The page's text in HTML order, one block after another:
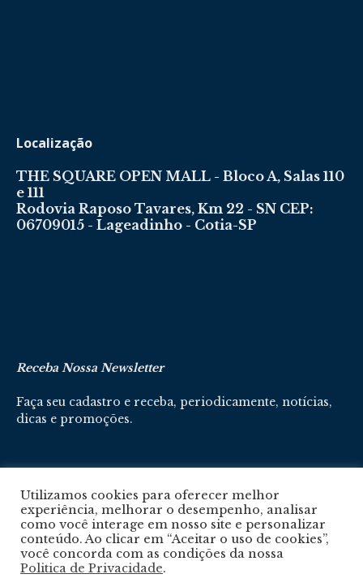
Localização
THE SQUARE OPEN MALL - Bloco A, Salas 110
e 111
Rodovia Raposo Tavares, Km 22 - SN CEP:
06709015 - Lageadinho - Cotia-SP
Receba Nossa Newsletter
Faça seu cadastro e receba, periodicamente, notícias,
dicas e promoções.
Cadastre-se aqui
Política De Privacidade
Utilizamos cookies para oferecer melhor
experiência, melhorar o desempenho, analisar
como você interage em nosso site e personalizar
conteúdo. Ao clicar em “Aceitar o uso de cookies”,
você concorda com as condições da nossa
Politica de Privacidade.